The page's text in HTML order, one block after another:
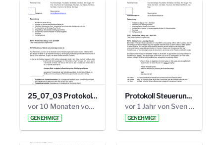
25_07_03 Protokoll Steuerungskreis.pdf
vor 10 Monaten von Alexander Orlowski
GENEHMIGT
Protokoll Steuerungskreis_06.02.2025 .pdf
vor 1 Jahr von Sven Hitzler
GENEHMIGT